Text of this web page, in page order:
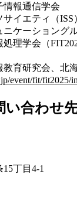
情報通信学会
エティ（ISS
ショングル
会（FIT2025
教育研究会、北
event/fit/fit2025/
い合わせ
丁目4-1